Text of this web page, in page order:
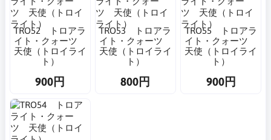
TRO52 トロアラ
イト・クォーツ
天使（トロイライ
ト）
900円
TRO53 トロアラ
イト・クォーツ
天使（トロイライ
ト）
800円
TRO55 トロアラ
イト・クォーツ
天使（トロイライ
ト）
900円